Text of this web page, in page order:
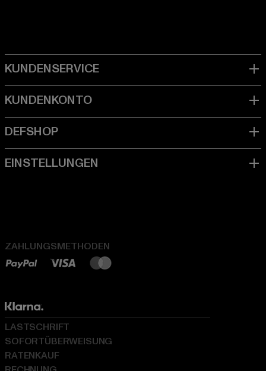
ZAHLUNGSMETHODEN
LASTSCHRIFT
SOFORTÜBERWEISUNG
RATENKAUF